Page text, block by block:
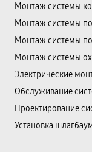
Монтаж системы
Монтаж системы
Монтаж системы
Монтаж системы
Электрические
Обслуживание
Проектирование
Установка